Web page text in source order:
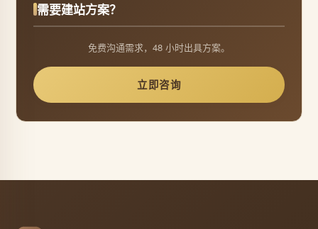
需要建站方案？
免费沟通需求，48 小时出具方案。
立即咨询